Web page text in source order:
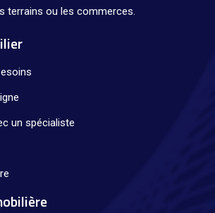
terrains ou les commerces.
un spécialiste